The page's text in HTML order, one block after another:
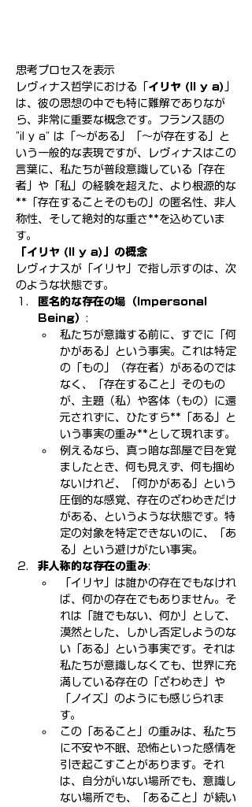
思考プロセスを表示
レヴィナス哲学における「 イリヤ (Il y a)
は、彼の思想の中でも特に難解でありなが
ら、非常に重要な概念です。フランス語の
"il y a" は「〜がある」「〜が存在する」と
いう一般的な表現ですが、レヴィナスはこの
言葉に、私たちが普段意識している「存在
者」や「私」の経験を超えた、より根源的な
**「存在することそのもの」の匿名性、非人
称性、そして絶対的な重さ**を込めていま
す。
「イリヤ (Il y a)」の概念
レヴィナスが「イリヤ」で指し示すのは、次
のような状態です。
匿名的な存在の場（Impersonal
Being） :
私たちが意識する前に、すでに「何
かがある」という事実。これは特定
の「もの」（存在者）があるのでは
なく、「存在すること」そのもの
が、主題（私）や客体（もの）に還
元されずに、ひたすら**「ある」と
いう事実の重み**として現れます。
例えるなら、真っ暗な部屋で目を覚
ましたとき、何も見えず、何も掴め
ないけれど、「何かがある」という
圧倒的な感覚、存在のざわめきだけ
がある、というような状態です。特
定の対象を特定できないのに、「あ
る」という避けがたい事実。
非人称的な存在の重み:
「イリヤ」は誰かの存在でもなけれ
ば、何かの存在でもありません。そ
れは「誰でもない、何か」として、
漠然とした、しかし否定しようのな
い「ある」という事実です。それは
私たちが意識しなくても、世界に充
満している存在の「ざわめき」や
「ノイズ」のようにも感じられま
す。
この「あること」の重みは、私たち
に不安や不眠、恐怖といった感情を
引き起こすことがあります。それ
は、自分がいない場所でも、意識し
ない場所でも、「あること」が続い